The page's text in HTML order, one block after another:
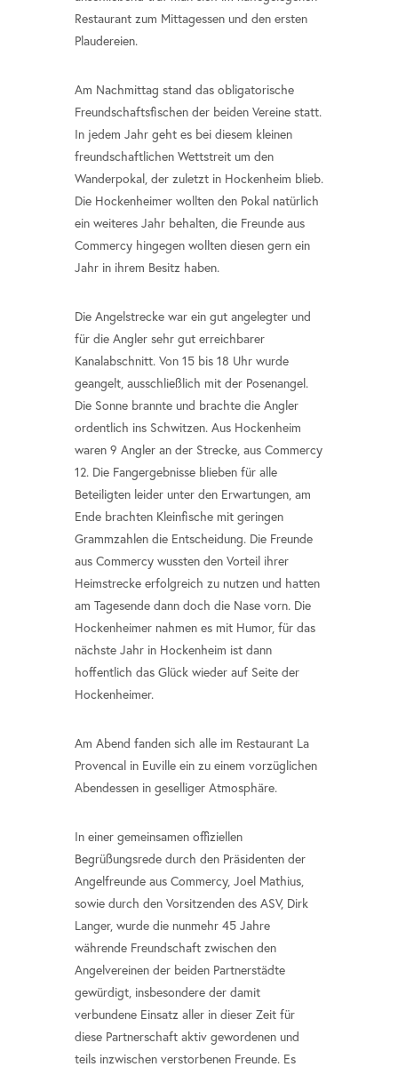
Restaurant zum Mittagessen und den ersten
Plaudereien.
Am Nachmittag stand das obligatorische
Freundschaftsfischen der beiden Vereine statt.
In jedem Jahr geht es bei diesem kleinen
freundschaftlichen Wettstreit um den
Wanderpokal, der zuletzt in Hockenheim blieb.
Die Hockenheimer wollten den Pokal natürlich
ein weiteres Jahr behalten, die Freunde aus
Commercy hingegen wollten diesen gern ein
Jahr in ihrem Besitz haben.
Die Angelstrecke war ein gut angelegter und
für die Angler sehr gut erreichbarer
Kanalabschnitt. Von 15 bis 18 Uhr wurde
geangelt, ausschließlich mit der Posenangel.
Die Sonne brannte und brachte die Angler
ordentlich ins Schwitzen. Aus Hockenheim
waren 9 Angler an der Strecke, aus Commercy
12. Die Fangergebnisse blieben für alle
Beteiligten leider unter den Erwartungen, am
Ende brachten Kleinfische mit geringen
Grammzahlen die Entscheidung. Die Freunde
aus Commercy wussten den Vorteil ihrer
Heimstrecke erfolgreich zu nutzen und hatten
am Tagesende dann doch die Nase vorn. Die
Hockenheimer nahmen es mit Humor, für das
nächste Jahr in Hockenheim ist dann
hoffentlich das Glück wieder auf Seite der
Hockenheimer.
Am Abend fanden sich alle im Restaurant La
Provencal in Euville ein zu einem vorzüglichen
Abendessen in geselliger Atmosphäre.
In einer gemeinsamen offiziellen
Begrüßungsrede durch den Präsidenten der
Angelfreunde aus Commercy, Joel Mathius,
sowie durch den Vorsitzenden des ASV, Dirk
Langer, wurde die nunmehr 45 Jahre
währende Freundschaft zwischen den
Angelvereinen der beiden Partnerstädte
gewürdigt, insbesondere der damit
verbundene Einsatz aller in dieser Zeit für
diese Partnerschaft aktiv gewordenen und
teils inzwischen verstorbenen Freunde. Es